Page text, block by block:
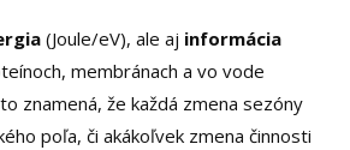
(Joule/eV), ale aj informácia
membránach a vo vode
znamená, že každá zmena sezóny
poľa, či akákoľvek zmena činnosti